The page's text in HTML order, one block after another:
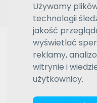
Używamy
technologii
jakość
wyświetlać
reklamy,
witrynie i
użytkownicy.
ZAMÓW